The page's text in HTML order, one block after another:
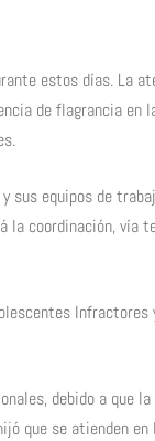
estos días. La
de flagrancia en
sus equipos de
la coordinación, vía
debido a que
que se atienden